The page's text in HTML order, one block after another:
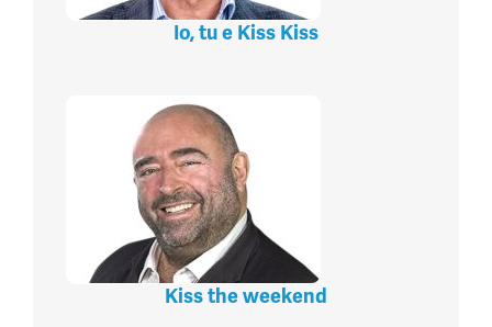
Io, tu e Kiss Kiss
Kiss the weekend